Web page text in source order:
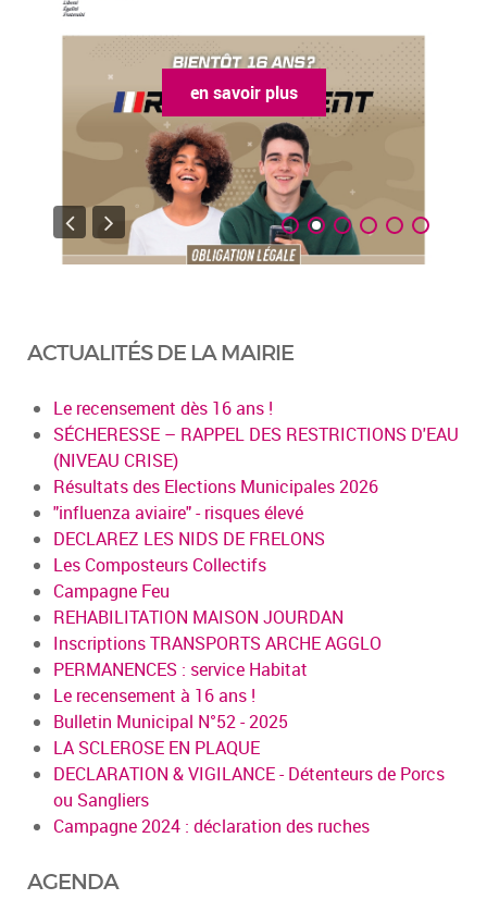
en savoir plus
ACTUALITÉS DE LA MAIRIE
Le recensement dès 16 ans !
SÉCHERESSE – RAPPEL DES RESTRICTIONS D'EAU
(NIVEAU CRISE)
Résultats des Elections Municipales 2026
"influenza aviaire" - risques élevé
DECLAREZ LES NIDS DE FRELONS
Les Composteurs Collectifs
Campagne Feu
REHABILITATION MAISON JOURDAN
Inscriptions TRANSPORTS ARCHE AGGLO
PERMANENCES : service Habitat
Le recensement à 16 ans !
Bulletin Municipal N°52 - 2025
LA SCLEROSE EN PLAQUE
DECLARATION & VIGILANCE - Détenteurs de Porcs
ou Sangliers
Campagne 2024 : déclaration des ruches
AGENDA